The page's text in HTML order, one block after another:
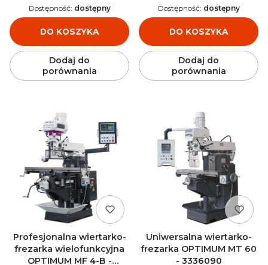
DO KOSZYKA
Dostępność: dostępny
Dodaj do
porównania
DO KOSZYKA
Dostępność: dostępny
Dodaj do
porównania
Profesjonalna wiertarko-
frezarka wielofunkcyjna
OPTIMUM MF 4-B -
Uniwersalna wiertarko-
frezarka OPTIMUM MT 60
- 3336090